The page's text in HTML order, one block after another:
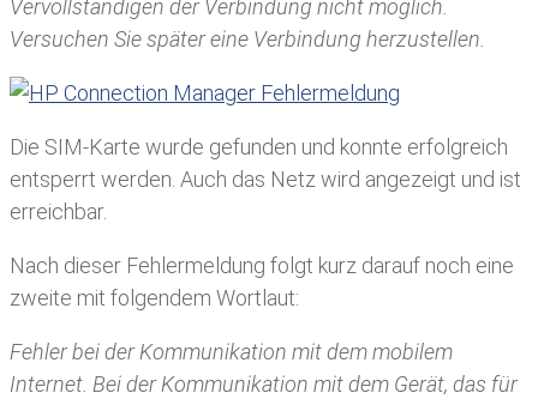
Vervollständigen der Verbindung nicht möglich.
Versuchen Sie später eine Verbindung herzustellen.
Die SIM-Karte wurde gefunden und konnte erfolgreich
entsperrt werden. Auch das Netz wird angezeigt und ist
erreichbar.
Nach dieser Fehlermeldung folgt kurz darauf noch eine
zweite mit folgendem Wortlaut:
Fehler bei der Kommunikation mit dem mobilem
Internet. Bei der Kommunikation mit dem Gerät, das für